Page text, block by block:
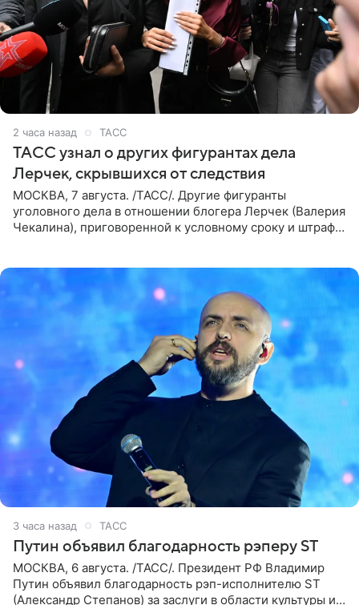
2 часа назад ТАСС
ТАСС узнал о других фигурантах дела
Лерчек, скрывшихся от следствия
МОСКВА, 7 августа. /ТАСС/. Другие фигуранты
уголовного дела в отношении блогера Лерчек (Валерия
Чекалина), приговоренной к условному сроку и штрафу,
3 часа назад ТАСС
Путин объявил благодарность рэперу ST
МОСКВА, 6 августа. /ТАСС/. Президент РФ Владимир
Путин объявил благодарность рэп-исполнителю ST
(Александр Степанов) за заслуги в области культуры и